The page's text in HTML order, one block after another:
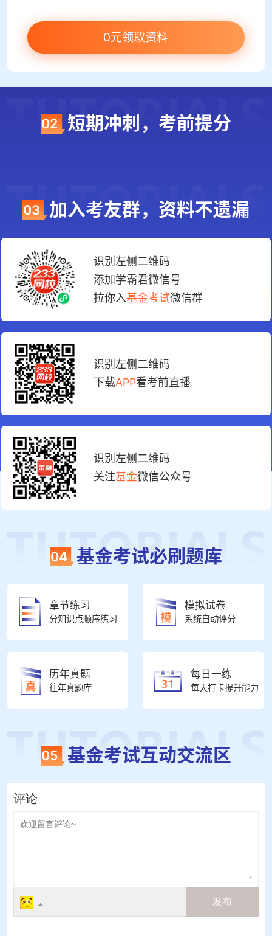
0元领取资料
02 短期冲刺，考前提分
03 加入考友群，资料不遗漏
识别左侧二维码
添加学霸君微信号
拉你入基金考试微信群
识别左侧二维码
下载APP看考前直播
识别左侧二维码
关注基金微信公众号
04 基金考试必刷题库
章节练习
分知识点顺序练习
模拟试卷
系统自动评分
历年真题
往年真题库
每日一练
每天打卡提升能力
05 基金考试互动交流区